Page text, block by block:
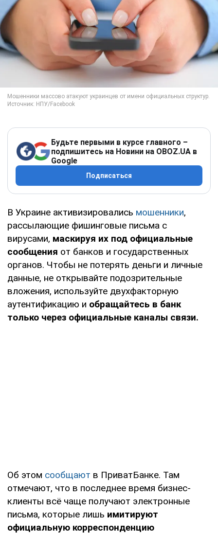
Будьте первыми в курсе главного –
подпишитесь на Новини на OBOZ.UA в
Google
Подписаться
В Украине активизировались мошенники,
рассылающие фишинговые письма с
вирусами, маскируя их под официальные
сообщения от банков и государственных
органов. Чтобы не потерять деньги и личные
данные, не открывайте подозрительные
вложения, используйте двухфакторную
аутентификацию и обращайтесь в банк
только через официальные каналы связи.
Об этом сообщают в ПриватБанке. Там
отмечают, что в последнее время бизнес-
клиенты всё чаще получают электронные
письма, которые лишь имитируют
официальную корреспонденцию